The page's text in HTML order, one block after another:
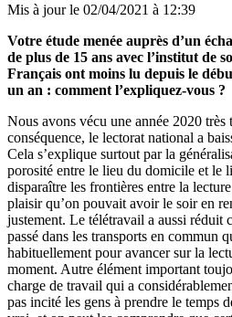
Mis à jour le 02/04/2021 à 12:39
Votre étude menée auprès d’un
de plus de 15 ans avec l’institut de
Français ont moins lu depuis le
un an : comment l’expliquez-vous ?
Nous avons vécu une année 2020
conséquence, le lectorat national a
Cela s’explique surtout par la
porosité entre le lieu du domicile et le
disparaître les frontières entre la
plaisir qu’on pouvait avoir le soir en
justement. Le télétravail a aussi réduit
passé dans les transports en commun
habituellement pour avancer sur la
moment. Autre élément important
charge de travail qui a
pas incité les gens à prendre le temps